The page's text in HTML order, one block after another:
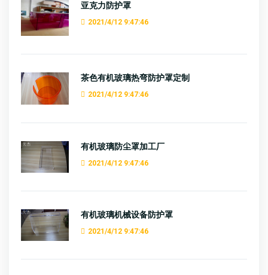
亚克力防护罩
2021/4/12 9:47:46
茶色有机玻璃热弯防护罩定制
2021/4/12 9:47:46
有机玻璃防尘罩加工厂
2021/4/12 9:47:46
有机玻璃机械设备防护罩
2021/4/12 9:47:46